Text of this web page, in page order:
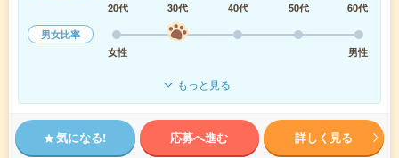
20代
30代 40代 50代
60代
男女比率
女性
男性
もっと見る
気になる! 応募へ進む 詳しく見る